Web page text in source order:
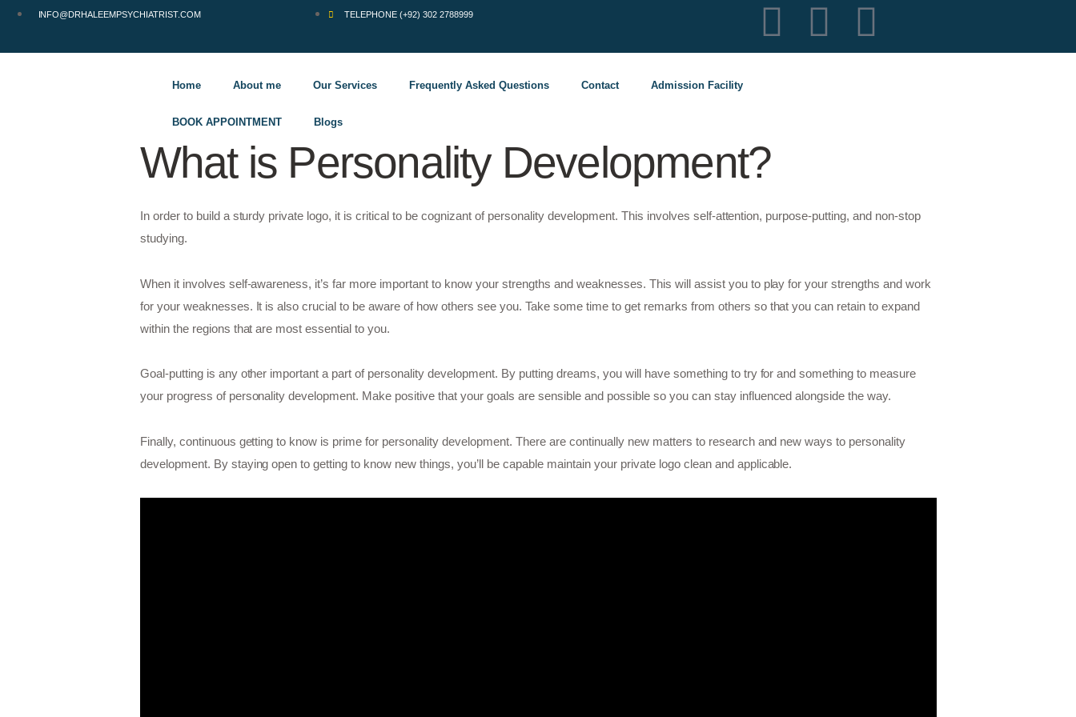
INFO@DRHALEEMPSYCHIATRIST.COM TELEPHONE (+92) 302 2788999
Home About me Our Services Frequently Asked Questions Contact Admission Facility
BOOK APPOINTMENT Blogs
What is Personality Development?
In order to build a sturdy private logo, it is critical to be cognizant of personality development. This involves self-attention, purpose-putting, and non-stop
studying.
When it involves self-awareness, it’s far more important to know your strengths and weaknesses. This will assist you to play for your strengths and work
for your weaknesses. It is also crucial to be aware of how others see you. Take some time to get remarks from others so that you can retain to expand
within the regions that are most essential to you.
Goal-putting is any other important a part of personality development. By putting dreams, you will have something to try for and something to measure
your progress of personality development. Make positive that your goals are sensible and possible so you can stay influenced alongside the way.
Finally, continuous getting to know is prime for personality development. There are continually new matters to research and new ways to personality
development. By staying open to getting to know new things, you’ll be capable maintain your private logo clean and applicable.